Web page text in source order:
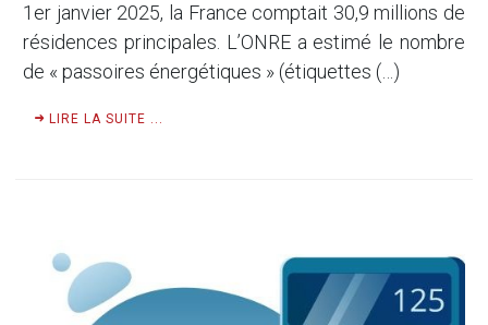
1er janvier 2025, la France comptait 30,9 millions de
résidences principales. L’ONRE a estimé le nombre
de « passoires énergétiques » (étiquettes (…)
LIRE LA SUITE ...